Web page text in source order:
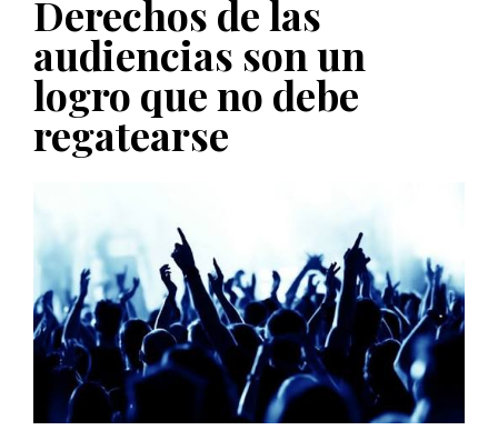
PUBLICADO EL 5 ENERO, 2023
Derechos de las
audiencias son un
logro que no debe
regatearse